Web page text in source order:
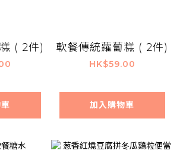
( 2件) 軟餐傳統蘿蔔糕 ( 2件)
HK$59.00
加入購物車